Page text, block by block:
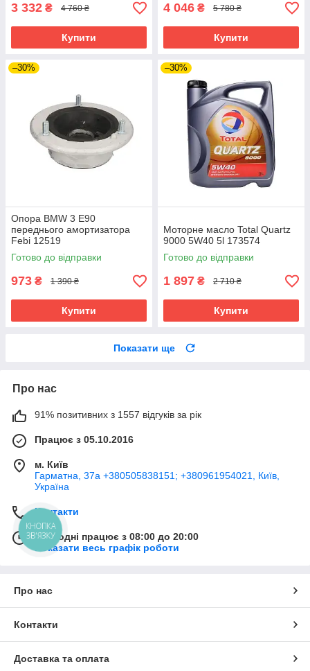
3 332 ₴ 4 760 ₴
Купити
4 046 ₴ 5 780 ₴
Купити
–30%
Опора BMW 3 E90
переднього амортизатора
Febi 12519
Готово до відправки
973 ₴ 1 390 ₴
Купити
–30%
Моторне масло Total Quartz
9000 5W40 5l 173574
Готово до відправки
1 897 ₴ 2 710 ₴
Купити
Показати ще
Про нас
91% позитивних з 1557 відгуків за рік
Працює з 05.10.2016
м. Київ
Гарматна, 37а +380505838151; +380961954021, Київ,
Україна
Контакти
Сьогодні працює з 08:00 до 20:00
Показати весь графік роботи
Про нас
Контакти
Доставка та оплата
КНОПКА
ЗВ'ЯЗКУ